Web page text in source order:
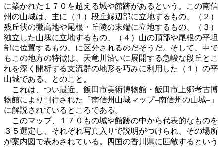
に築かれた１７０を超える城や館跡があるという。この南信
州の山城は、主に（１）段丘縁辺部に立地するもの、（２）
残丘状の微高地や尾根・丘陵の末端に立地するもの、（３）
独立した山塊に立地するもの、（４）山の頂部や尾根の平坦
部に位置するもの、に区分されるのだそうだ。そして、中で
もこの地方の特徴は、天竜川沿いに展開する急峻な段丘とこ
れを深く開析する支流群の地形を巧みに利用した（１）の平
山城である、とのこと。
これは、つい最近、飯田市美術博物館・飯田市上郷考古博
物館により刊行された「南信州山城マップ–南信州の山城–」
に解説されているところである。
このマップ、１７０もの城や館跡の中から代表的なものを
３５選定し、それぞれ写真入りで説明がつけられ、その場所
が案内図で表わされている。四国の香川県に匹敵するという